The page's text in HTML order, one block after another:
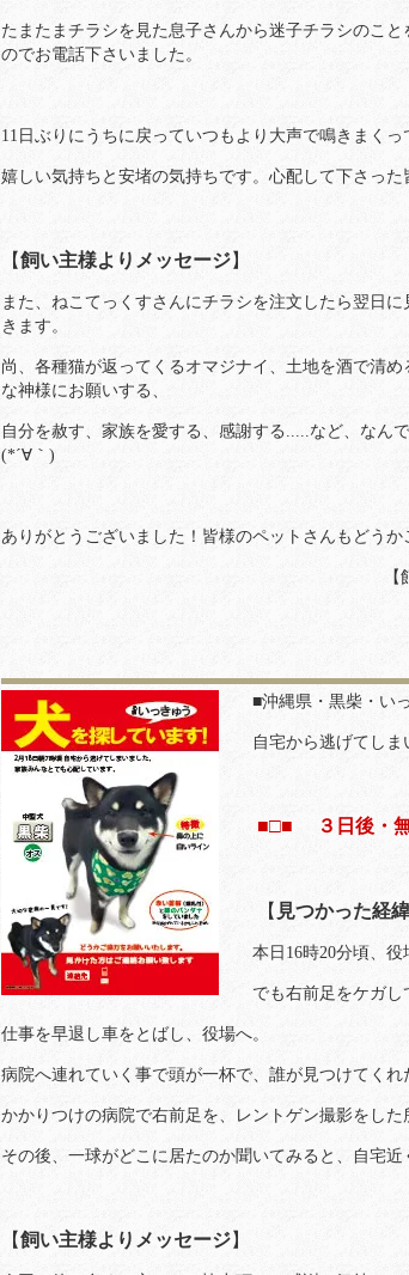
たまたまチラシを見た息子さんから迷子チラシのこ
のでお電話下さいました。
11日ぶりにうちに戻っていつもより大声で鳴きまくっ
嬉しい気持ちと安堵の気持ちです。心配して下さった
【飼い主様よりメッセージ】
また、ねこてっくすさんにチラシを注文したら翌日
きます。
尚、各種猫が返ってくるオマジナイ、土地を酒で清
な神様にお願いする、
自分を赦す、家族を愛する、感謝する.....など、なん
(*´∀｀)
ありがとうございました！皆様のペットさんもどうか
■沖縄県・黒柴・いっ
自宅から逃げてしま
■□■ ３日後・無
【 見つかった経緯
本日16時20分頃、役
でも右前足をケガし
仕事を早退し車をとばし、役場へ。
病院へ連れていく事で頭が一杯で、誰が見つけてく
かかりつけの病院で右前足を、レントゲン撮影をし
その後、一球がどこに居たのか聞いてみると、自宅
【飼い主様よりメッセージ】